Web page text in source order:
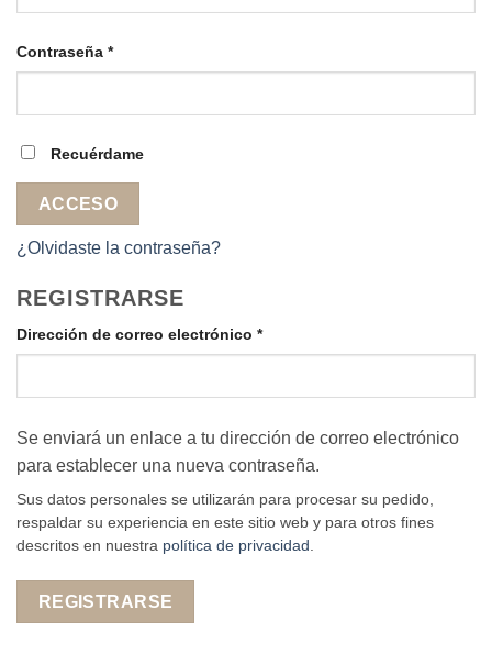
Contraseña *Obligatorio
Recuérdame
ACCESO
¿Olvidaste la contraseña?
REGISTRARSE
Dirección de correo electrónico *Obligatorio
Se enviará un enlace a tu dirección de correo electrónico
para establecer una nueva contraseña.
Sus datos personales se utilizarán para procesar su pedido,
respaldar su experiencia en este sitio web y para otros fines
descritos en nuestra política de privacidad .
REGISTRARSE